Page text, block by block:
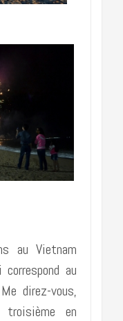
au Vietnam
au
direz-vous,
en